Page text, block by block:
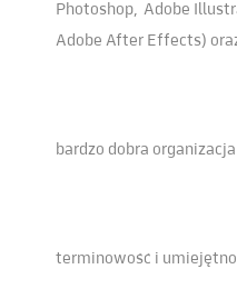
Photoshop, Adobe
Adobe After Effects)
bardzo dobra
terminowość i